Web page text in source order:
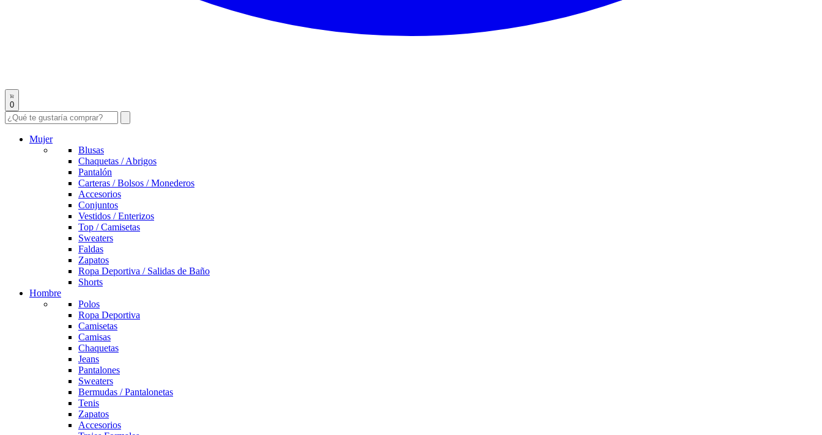
0
Mujer
Blusas
Chaquetas / Abrigos
Pantalón
Carteras / Bolsos / Monederos
Accesorios
Conjuntos
Vestidos / Enterizos
Top / Camisetas
Sweaters
Faldas
Zapatos
Ropa Deportiva / Salidas de Baño
Shorts
Hombre
Polos
Ropa Deportiva
Camisetas
Camisas
Chaquetas
Jeans
Pantalones
Sweaters
Bermudas / Pantalonetas
Tenis
Zapatos
Accesorios